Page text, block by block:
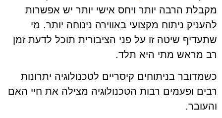
מקבלת הרבה יותר ויחס אישי יותר יש אפשרות
להעניק ניתוח מקצועי באווירה נינוחה יותר. מי
שתעדיף שיטה זו על פני הציבורית תוכל לדעת זמן
רב מראש מתי היא תלד.
כשמדובר בניתוחים קיסריים לטכנולוגיה יתרונות
רבים ופעמים רבות הטכנולוגיה מצילה את חיי האם
והעובר.